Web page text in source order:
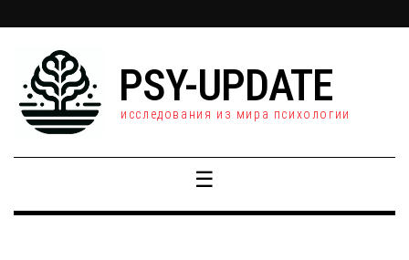
PSY-UPDATE
исследования из мира психологии
☰